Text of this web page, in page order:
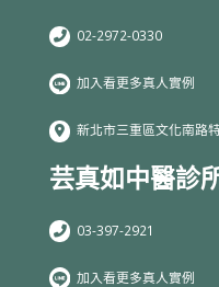
02-2972-0330
加入看更多真人實例
新北市三重區文化南路
芸真如中醫診
03-397-2921
加入看更多真人實例